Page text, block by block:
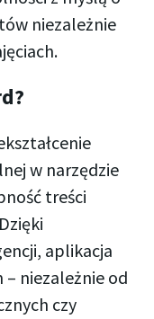
niezależnie
w narzędzie
treści
aplikacja
niezależnie od
czy